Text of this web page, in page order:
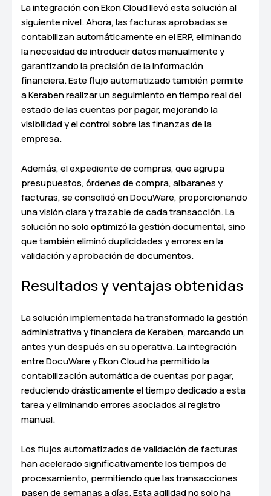
La integración con Ekon Cloud llevó esta solución al
siguiente nivel. Ahora, las facturas aprobadas se
contabilizan automáticamente en el ERP, eliminando
la necesidad de introducir datos manualmente y
garantizando la precisión de la información
financiera. Este flujo automatizado también permite
a Keraben realizar un seguimiento en tiempo real del
estado de las cuentas por pagar, mejorando la
visibilidad y el control sobre las finanzas de la
empresa.
Además, el expediente de compras, que agrupa
presupuestos, órdenes de compra, albaranes y
facturas, se consolidó en DocuWare, proporcionando
una visión clara y trazable de cada transacción. La
solución no solo optimizó la gestión documental, sino
que también eliminó duplicidades y errores en la
validación y aprobación de documentos.
Resultados y ventajas obtenidas
La solución implementada ha transformado la gestión
administrativa y financiera de Keraben, marcando un
antes y un después en su operativa. La integración
entre DocuWare y Ekon Cloud ha permitido la
contabilización automática de cuentas por pagar,
reduciendo drásticamente el tiempo dedicado a esta
tarea y eliminando errores asociados al registro
manual.
Los flujos automatizados de validación de facturas
han acelerado significativamente los tiempos de
procesamiento, permitiendo que las transacciones
pasen de semanas a días. Esta agilidad no solo ha